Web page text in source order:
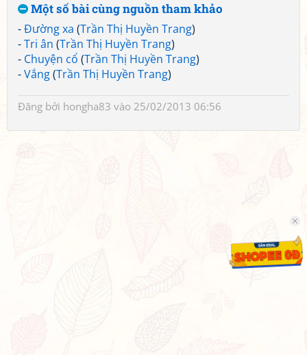
Một số bài cùng nguồn tham khảo
-Đường xa (Trần Thị Huyền Trang)
-Tri ân (Trần Thị Huyền Trang)
- Chuyện cổ (Trần Thị Huyền Trang)
-Vắng(Trần Thị Huyền Trang)
Đăng bởi hongha83 vào 25/02/2013 06:56